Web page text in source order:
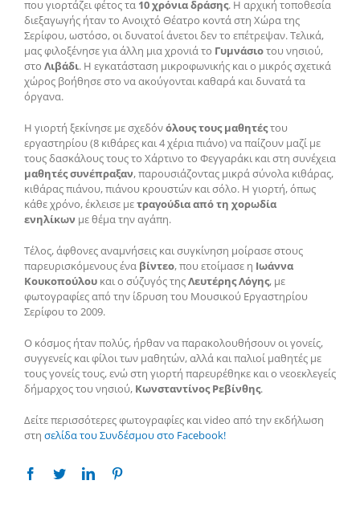
που γιορτάζει φέτος τα 10 χρόνια δράσης. Η αρχική τοποθεσία
διεξαγωγής ήταν το Ανοιχτό Θέατρο κοντά στη Χώρα της
Σερίφου, ωστόσο, οι δυνατοί άνετοι δεν το επέτρεψαν. Τελικά,
μας φιλοξένησε για άλλη μια χρονιά το Γυμνάσιοτου νησιού,
στο Λιβάδι. Η εγκατάσταση μικροφωνικής και ο μικρός σχετικά
χώρος βοήθησε στο να ακούγονται καθαρά και δυνατά τα
όργανα.
Η γιορτή ξεκίνησε με σχεδόνόλους τους μαθητέςτου
εργαστηρίου (8 κιθάρες και 4 χέρια πιάνο) να παίζουν μαζί με
τους δασκάλους τους το Χάρτινο το Φεγγαράκι και στη συνέχεια
μαθητές συνέπραξαν, παρουσιάζοντας μικρά σύνολα κιθάρας,
κιθάρας πιάνου, πιάνου κρουστών και σόλο. Η γιορτή, όπως
κάθε χρόνο, έκλεισε μετραγούδια από τη χορωδία
ενηλίκων με θέμα την αγάπη.
Τέλος, άφθονες αναμνήσεις και συγκίνηση μοίρασε στους
παρευρισκόμενους ένα βίντεο, που ετοίμασε η Ιωάννα
Κουκοπούλου και ο σύζυγός τηςΛευτέρης Λόγης, με
φωτογραφίες από την ίδρυση του Μουσικού Εργαστηρίου
Σερίφου το 2009.
Ο κόσμος ήταν πολύς, ήρθαν να παρακολουθήσουν οι γονείς,
συγγενείς και φίλοι των μαθητών, αλλά και παλιοί μαθητές με
τους γονείς τους, ενώ στη γιορτή παρευρέθηκε και ο νεοεκλεγείς
δήμαρχος του νησιού, Κωνσταντίνος Ρεβίνθης.
Δείτε περισσότερες φωτογραφίες και video από την εκδήλωση
στη σελίδα του Συνδέσμου στο Facebook!
Facebook
TwitterLinkedin